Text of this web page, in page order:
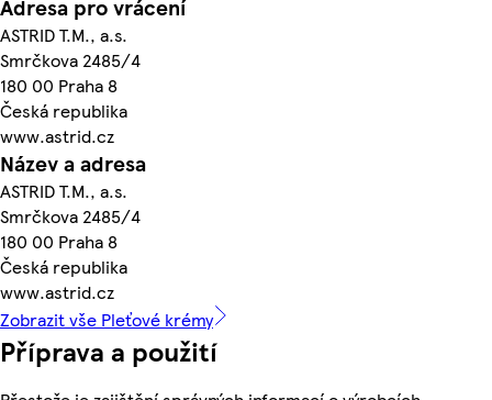
Adresa pro vrácení
ASTRID T.M., a.s.
Smrčkova 2485/4
180 00 Praha 8
Česká republika
www.astrid.cz
Název a adresa
ASTRID T.M., a.s.
Smrčkova 2485/4
180 00 Praha 8
Česká republika
www.astrid.cz
Zobrazit vše Pleťové krémy
Příprava a použití